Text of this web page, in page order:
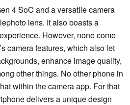
4 SoC and a versatile camera
lens. It also boasts a
However, none come
camera features, which also let
enhance image quality,
other things. No other phone in
within the camera app. For that
delivers a unique design